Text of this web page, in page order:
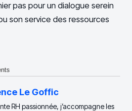
pas pour un dialogue serein
son service des ressources
Le Goffic
RH passionnée, j’accompagne les